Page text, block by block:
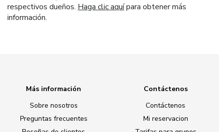
respectivos dueños. Haga clic aquípara obtener más
información.
Más información
Sobre nosotros
Preguntas frecuentes
Contáctenos
Contáctenos
Mi reservacion